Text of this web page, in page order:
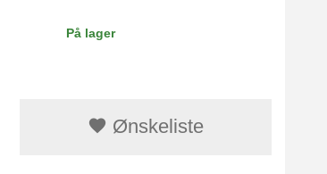
På lager
Ønskeliste